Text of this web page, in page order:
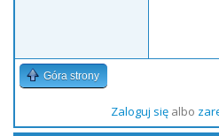
Góra strony
Zaloguj sięalbo